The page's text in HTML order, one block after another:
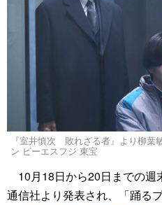
『室井慎次 敗れざる者』より柳葉
ン ビーエスフジ 東宝
10月18日から20日までの週
通信社より発表され、「踊る